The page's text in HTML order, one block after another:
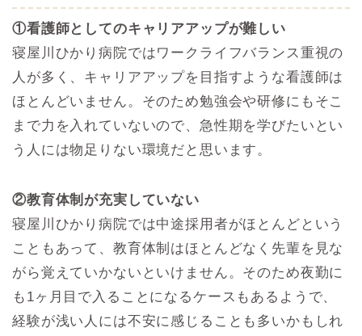
①看護師としてのキャリアアップが難しい
寝屋川ひかり病院ではワークライフバランス重視の
人が多く、キャリアアップを目指すような看護師は
ほとんどいません。そのため勉強会や研修にもそこ
まで力を入れていないので、急性期を学びたいとい
う人には物足りない環境だと思います。
②教育体制が充実していない
寝屋川ひかり病院では中途採用者がほとんどという
こともあって、教育体制はほとんどなく先輩を見な
がら覚えていかないといけません。そのため夜勤に
も1ヶ月目で入ることになるケースもあるようで、
経験が浅い人には不安に感じることも多いかもしれ